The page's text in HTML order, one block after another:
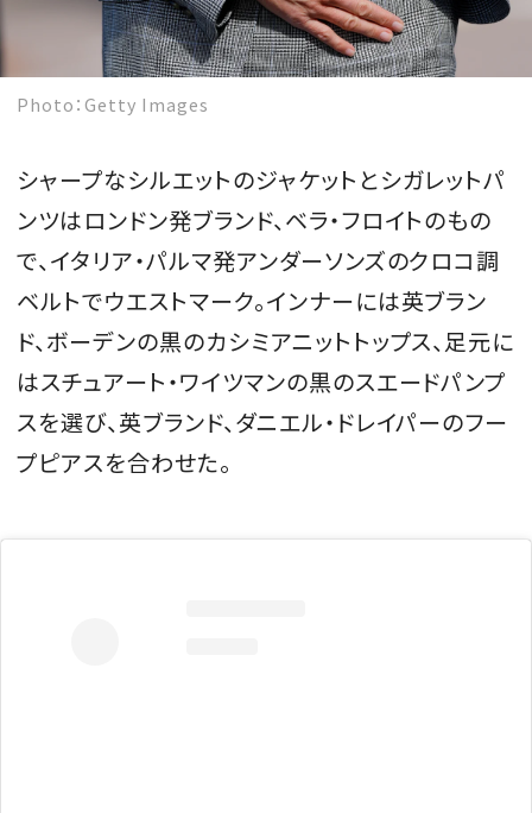
Photo：Getty Images
シャープなシルエットのジャケットとシガレットパ
ンツはロンドン発ブランド、ベラ・フロイトのもの
で、イタリア・パルマ発アンダーソンズのクロコ調
ベルトでウエストマーク。インナーには英ブラン
ド、ボーデンの黒のカシミアニットトップス、足元に
はスチュアート・ワイツマンの黒のスエードパンプ
スを選び、英ブランド、ダニエル・ドレイパーのフー
プピアスを合わせた。